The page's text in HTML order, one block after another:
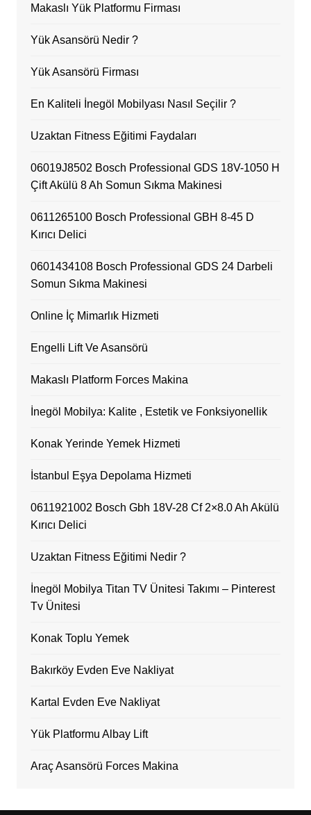
Makaslı Yük Platformu Firması
Yük Asansörü Nedir ?
Yük Asansörü Firması
En Kaliteli İnegöl Mobilyası Nasıl Seçilir ?
Uzaktan Fitness Eğitimi Faydaları
06019J8502 Bosch Professional GDS 18V-1050 H
Çift Akülü 8 Ah Somun Sıkma Makinesi
0611265100 Bosch Professional GBH 8-45 D
Kırıcı Delici
0601434108 Bosch Professional GDS 24 Darbeli
Somun Sıkma Makinesi
Online İç Mimarlık Hizmeti
Engelli Lift Ve Asansörü
Makaslı Platform Forces Makina
İnegöl Mobilya: Kalite , Estetik ve Fonksiyonellik
Konak Yerinde Yemek Hizmeti
İstanbul Eşya Depolama Hizmeti
0611921002 Bosch Gbh 18V-28 Cf 2×8.0 Ah Akülü
Kırıcı Delici
Uzaktan Fitness Eğitimi Nedir ?
İnegöl Mobilya Titan TV Ünitesi Takımı – Pinterest
Tv Ünitesi
Konak Toplu Yemek
Bakırköy Evden Eve Nakliyat
Kartal Evden Eve Nakliyat
Yük Platformu Albay Lift
Araç Asansörü Forces Makina